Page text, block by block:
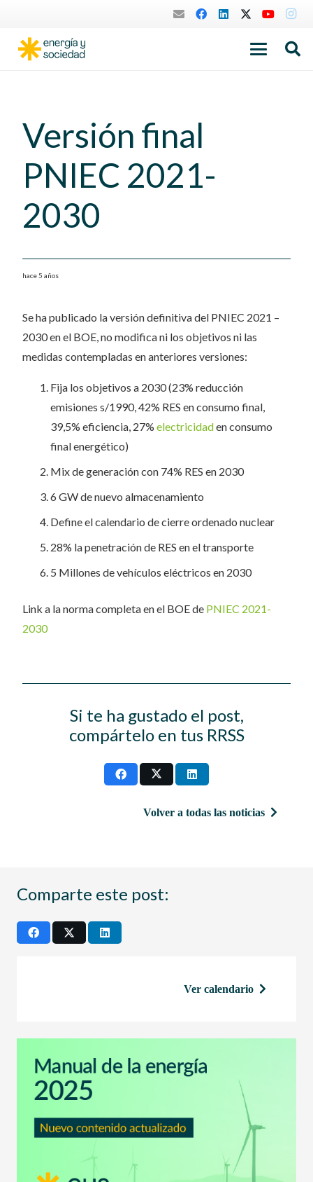
Versión final
PNIEC 2021-
2030
hace 5 años
Se ha publicado la versión definitiva del PNIEC 2021 –
2030 en el BOE, no modifica ni los objetivos ni las
medidas contempladas en anteriores versiones:
Fija los objetivos a 2030 (23% reducción
emisiones s/1990, 42% RES en consumo final,
39,5% eficiencia, 27% electricidaden consumo
final energético)
Mix de generación con 74% RES en 2030
6 GW de nuevo almacenamiento
Define el calendario de cierre ordenado nuclear
28% la penetración de RES en el transporte
5 Millones de vehículos eléctricos en 2030
Link a la norma completa en el BOE de PNIEC 2021-
2030
Si te ha gustado el post,
compártelo en tus RRSS
Volver a todas las noticias
Comparte este post:
Ver calendario